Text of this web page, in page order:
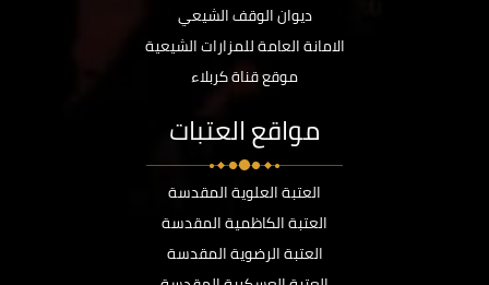
ديوان الوقف الشيعي
الامانة العامة للمزارات الشيعية
موقع قناة كربلاء
مواقع العتبات
العتبة العلوية المقدسة
العتبة الكاظمية المقدسة
العتبة الرضوية المقدسة